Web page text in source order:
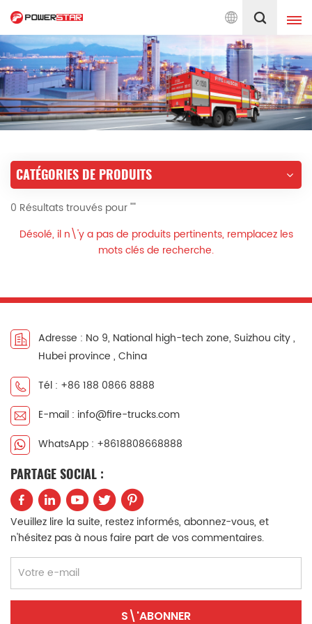
de pompiers depuis 1990 Français
English français
Deutsch русский
português
العربية
한국의 Türkçe
Tiếng Việt Indonesia
中文 қазақ
CATÉGORIES DE PRODUITS
0 Résultats trouvés pour ""
Désolé, il n\'y a pas de produits pertinents, remplacez les
mots clés de recherche.
Adresse : No 9, National high-tech zone, Suizhou city ,
Hubei province , China
Tél : +86 188 0866 8888
E-mail : info@fire-trucks.com
WhatsApp : +8618808668888
PARTAGE SOCIAL :
Veuillez lire la suite, restez informés, abonnez-vous, et
n'hésitez pas à nous faire part de vos commentaires.